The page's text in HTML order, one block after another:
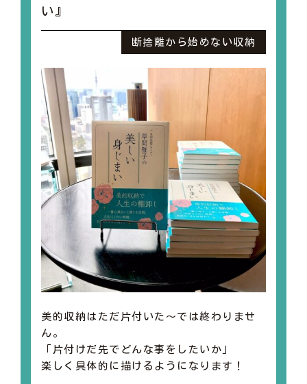
い』
断捨離から始めない収納
美的収納はただ片付いた～では終わりませ
ん。
「片付けだ先でどんな事をしたいか」
楽しく具体的に描けるようになります！